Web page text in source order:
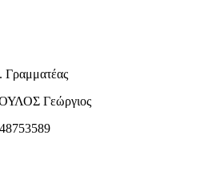
Γραμματέας
Γεώργιος